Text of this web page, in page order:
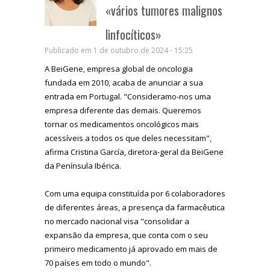
«vários tumores malignos
linfocíticos»
Publicado em 1 de outubro de 2024 - 15:25
A BeiGene, empresa global de oncologia
fundada em 2010, acaba de anunciar a sua
entrada em Portugal. "Consideramo-nos uma
empresa diferente das demais. Queremos
tornar os medicamentos oncológicos mais
acessíveis a todos os que deles necessitam",
afirma Cristina García, diretora-geral da BeiGene
da Península Ibérica.
Com uma equipa constituída por 6 colaboradores
de diferentes áreas, a presença da farmacêutica
no mercado nacional visa "consolidar a
expansão da empresa, que conta com o seu
primeiro medicamento já aprovado em mais de
70 países em todo o mundo".